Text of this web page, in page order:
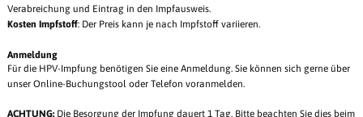
Verabreichung und Eintrag in den Impfausweis.
Kosten Impfstoff: Der Preis kann je nach Impfstoff variieren.
Anmeldung
Für die HPV-Impfung benötigen Sie eine Anmeldung. Sie können sich gerne über
unser Online-Buchungstool oder Telefon voranmelden.
ACHTUNG: Die Besorgung der Impfung dauert 1 Tag. Bitte beachten Sie dies beim